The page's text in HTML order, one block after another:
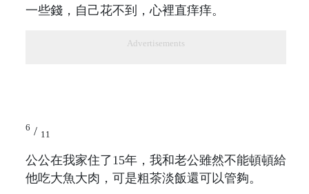
一些錢，自己花不到，心裡直痒痒。
Advertisements
6 / 11
公公在我家住了15年，我和老公雖然不能頓頓給
他吃大魚大肉，可是粗茶淡飯還可以管夠。